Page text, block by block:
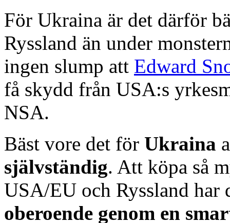
För Ukraina är det därför
Ryssland än under
ingen slump att Edward
få skydd från USA:s
NSA.
Bäst vore det för Ukraina
självständig. Att köpa så
USA/EU och Ryssland har
oberoende genom en